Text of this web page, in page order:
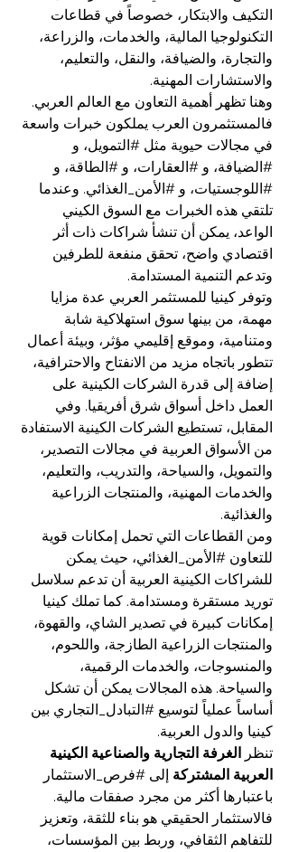
التكيف والابتكار، خصوصاً في قطاعات
التكنولوجيا المالية، والخدمات، والزراعة،
والتجارة، والضيافة، والنقل، والتعليم،
والاستشارات المهنية.
وهنا تظهر أهمية التعاون مع العالم العربي.
فالمستثمرون العرب يملكون خبرات واسعة
في مجالات حيوية مثل #التمويل، و
#الضيافة، و #العقارات، و #الطاقة، و
#اللوجستيات، و #الأمن_الغذائي. وعندما
تلتقي هذه الخبرات مع السوق الكيني
الواعد، يمكن أن تنشأ شراكات ذات أثر
اقتصادي واضح، تحقق منفعة للطرفين
وتدعم التنمية المستدامة.
وتوفر كينيا للمستثمر العربي عدة مزايا
مهمة، من بينها سوق استهلاكية شابة
ومتنامية، وموقع إقليمي مؤثر، وبيئة أعمال
تتطور باتجاه مزيد من الانفتاح والاحترافية،
إضافة إلى قدرة الشركات الكينية على
العمل داخل أسواق شرق أفريقيا. وفي
المقابل، تستطيع الشركات الكينية الاستفادة
من الأسواق العربية في مجالات التصدير،
والتمويل، والسياحة، والتدريب، والتعليم،
والخدمات المهنية، والمنتجات الزراعية
والغذائية.
ومن القطاعات التي تحمل إمكانات قوية
للتعاون #الأمن_الغذائي، حيث يمكن
للشراكات الكينية العربية أن تدعم سلاسل
توريد مستقرة ومستدامة. كما تملك كينيا
إمكانات كبيرة في تصدير الشاي، والقهوة،
والمنتجات الزراعية الطازجة، واللحوم،
والمنسوجات، والخدمات الرقمية،
والسياحة. هذه المجالات يمكن أن تشكل
أساساً عملياً لتوسيع #التبادل_التجاري بين
كينيا والدول العربية.
تنظر الغرفة التجارية والصناعية الكينية
العربية المشتركة إلى #فرص_الاستثمار
باعتبارها أكثر من مجرد صفقات مالية.
فالاستثمار الحقيقي هو بناء للثقة، وتعزيز
للتفاهم الثقافي، وربط بين المؤسسات،